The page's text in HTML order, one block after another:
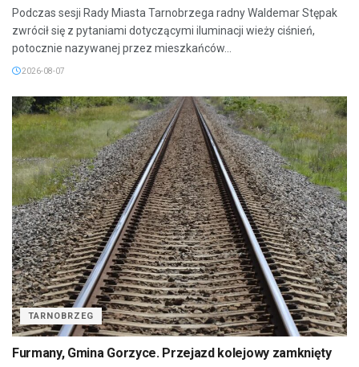
Podczas sesji Rady Miasta Tarnobrzega radny Waldemar Stępak
zwrócił się z pytaniami dotyczącymi iluminacji wieży ciśnień,
potocznie nazywanej przez mieszkańców...
2026-08-07
TARNOBRZEG
Furmany, Gmina Gorzyce. Przejazd kolejowy zamknięty